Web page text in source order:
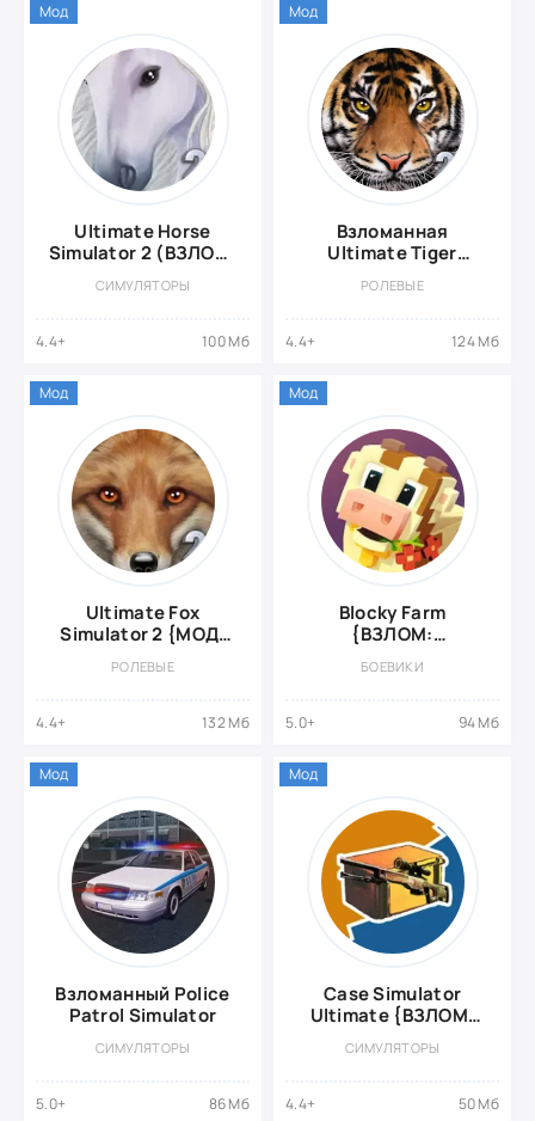
Ultimate Horse
Simulator 2 (ВЗЛОМ,
СИМУЛЯТОРЫ
4.4+ 100 Мб
Мод
Взломанная
Ultimate Tiger
РОЛЕВЫЕ
4.4+ 124 Мб
Мод
Ultimate Fox
Simulator 2 {МОД,
РОЛЕВЫЕ
4.4+ 132 Мб
Мод
Blocky Farm
{ВЗЛОМ:
деньги}
БОЕВИКИ
5.0+ 94 Мб
Мод
Взломанный Police
Patrol Simulator
СИМУЛЯТОРЫ
5.0+ 86 Мб
Мод
Case Simulator
Ultimate {ВЗЛОМ:
покупки}
СИМУЛЯТОРЫ
4.4+ 50 Мб
Мод